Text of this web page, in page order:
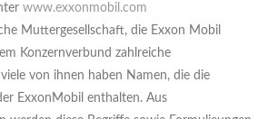
www.exxonmobil.com
Muttergesellschaft, die Exxon Mobil
Konzernverbund zahlreiche
viele von ihnen haben Namen, die die
ExxonMobil enthalten. Aus